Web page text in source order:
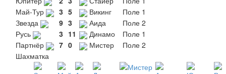
Май-Тур
3 5 Викинг
Поле 1
Звезда
9 3 Аида
Поле 2
Русь
3 11 Динамо
Поле 1
Партнёр
7 0 Мистер
Поле 2
Шахматка